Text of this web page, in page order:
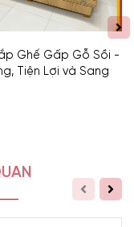
Ghế Gấp Gỗ Sồi -
Tiện Lợi và Sang